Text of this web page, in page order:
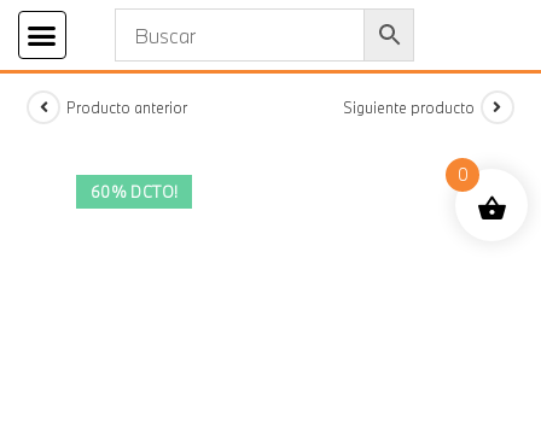
60% DCTO!
Producto anterior Siguiente producto
0